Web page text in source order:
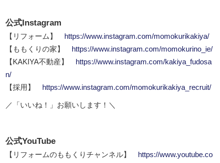
公式Instagram
【リフォーム】
https://www.instagram.com/momokurikakiya/
【ももくりの家】
https://www.instagram.com/momokurino_ie/
【KAKIYA不動産】
https://www.instagram.com/kakiya_fudosa
n/
【採用】
https://www.instagram.com/momokurikakiya_recruit/
／「いいね！」お願いします！＼
公式YouTube
【リフォームのももくりチャンネル】
https://www.youtube.co